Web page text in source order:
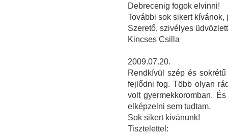
Debrecenig fogok elvinni!
További sok sikert kívánok,
Szerető, szivélyes
Kincses Csilla
2009.07.20.
Rendkívül szép és
fejlődni fog. Több olyan
volt gyermekkoromban.
elképzelni sem tudtam.
Sok sikert kívánunk!
Tisztelettel: